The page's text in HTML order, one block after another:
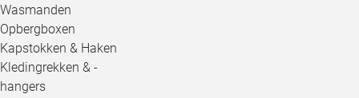
Wasmanden
Opbergboxen
Kapstokken & Haken
Kledingrekken & -
hangers